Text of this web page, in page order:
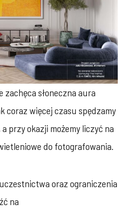
zachęca słoneczna aura
coraz więcej czasu spędzamy
przy okazji możemy liczyć na
do fotografowania.
oraz ograniczenia
na